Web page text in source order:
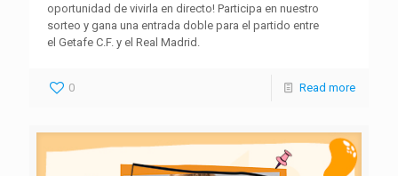
oportunidad de vivirla en directo! Participa en nuestro
sorteo y gana una entrada doble para el partido entre
el Getafe C.F. y el Real Madrid.
0 Read more